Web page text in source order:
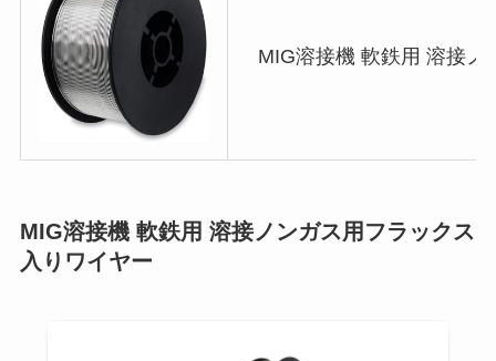
MIG溶接機 軟鉄用 溶接ノ
MIG溶接機 軟鉄用 溶接ノンガス用フラックス
入りワイヤー